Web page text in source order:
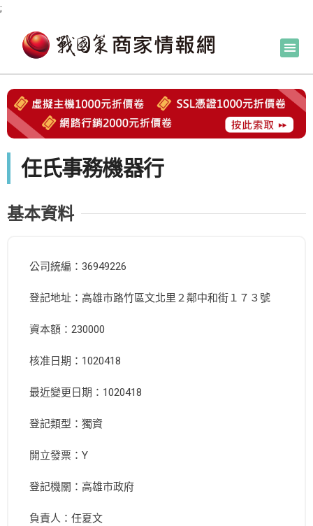
;
任氏事務機器行
基本資料
公司統編：36949226
登記地址：高雄市路竹區文北里２鄰中和街１７３號
資本額：230000
核准日期：1020418
最近變更日期：1020418
登記類型：獨資
開立發票：Y
登記機關：高雄市政府
負責人：任夏文